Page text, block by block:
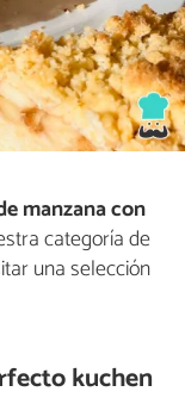
manzana con
categoría de
una selección
kuchen